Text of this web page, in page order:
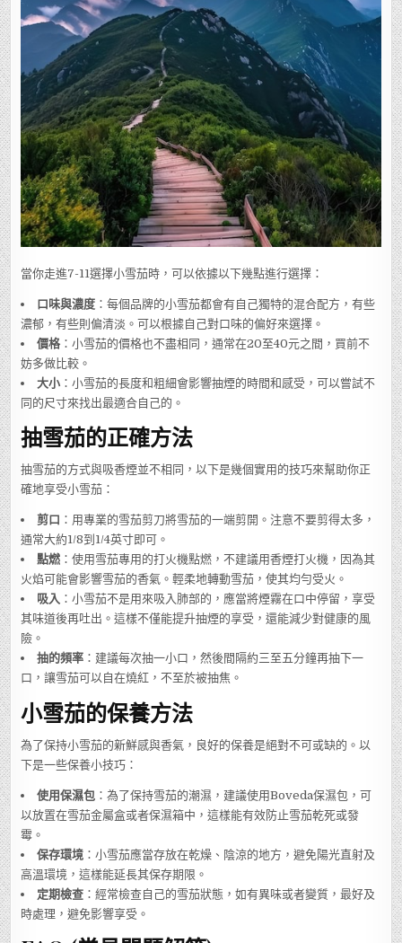
當你走進7-11選擇小雪茄時，可以依據以下幾點進行選擇：
口味與濃度 ：每個品牌的小雪茄都會有自己獨特的混合配方，有些
濃郁，有些則偏清淡。可以根據自己對口味的偏好來選擇。
價格 ：小雪茄的價格也不盡相同，通常在20至40元之間，買前不
妨多做比較。
大小 ：小雪茄的長度和粗細會影響抽煙的時間和感受，可以嘗試不
同的尺寸來找出最適合自己的。
抽雪茄的正確方法
抽雪茄的方式與吸香煙並不相同，以下是幾個實用的技巧來幫助你正
確地享受小雪茄：
剪口 ：用專業的雪茄剪刀將雪茄的一端剪開。注意不要剪得太多，
通常大約1/8到1/4英寸即可。
點燃 ：使用雪茄專用的打火機點燃，不建議用香煙打火機，因為其
火焰可能會影響雪茄的香氣。輕柔地轉動雪茄，使其均勻受火。
吸入 ：小雪茄不是用來吸入肺部的，應當將煙霧在口中停留，享受
其味道後再吐出。這樣不僅能提升抽煙的享受，還能減少對健康的風
險。
抽的頻率 ：建議每次抽一小口，然後間隔約三至五分鐘再抽下一
口，讓雪茄可以自在燒紅，不至於被抽焦。
小雪茄的保養方法
為了保持小雪茄的新鮮感與香氣，良好的保養是絕對不可或缺的。以
下是一些保養小技巧：
使用保濕包 ：為了保持雪茄的潮濕，建議使用Boveda保濕包，可
以放置在雪茄金屬盒或者保濕箱中，這樣能有效防止雪茄乾死或發
霉。
保存環境 ：小雪茄應當存放在乾燥、陰涼的地方，避免陽光直射及
高溫環境，這樣能延長其保存期限。
定期檢查 ：經常檢查自己的雪茄狀態，如有異味或者變質，最好及
時處理，避免影響享受。